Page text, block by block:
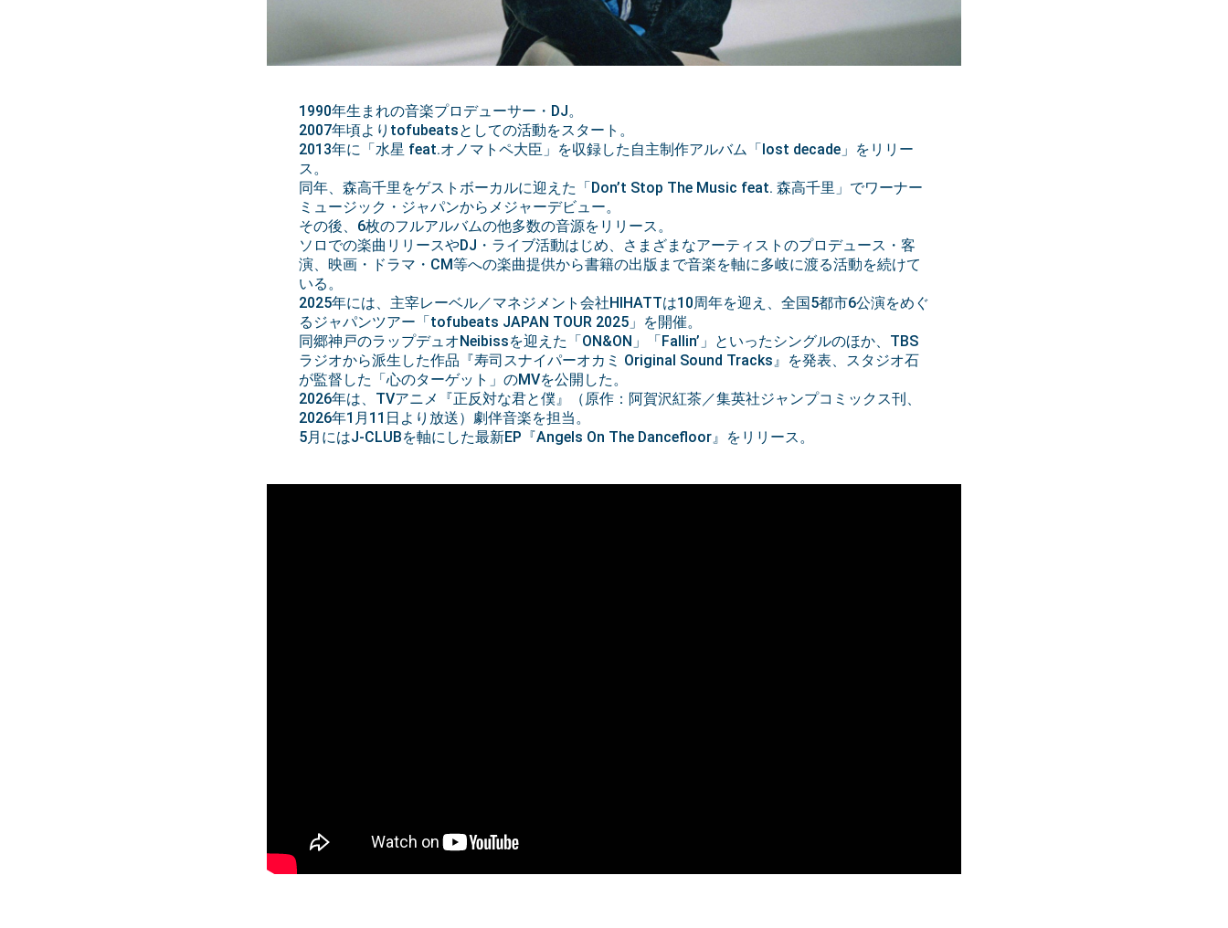
1990年生まれの音楽プロデューサー・DJ。
2007年頃よりtofubeatsとしての活動をスタート。
2013年に「水星 feat.オノマトペ大臣」を収録した自主制作アルバム「lost decade」をリリー
ス。
同年、森高千里をゲストボーカルに迎えた「Don’t Stop The Music feat. 森高千里」でワーナー
ミュージック・ジャパンからメジャーデビュー。
その後、6枚のフルアルバムの他多数の音源をリリース。
ソロでの楽曲リリースやDJ・ライブ活動はじめ、さまざまなアーティストのプロデュース・客
演、映画・ドラマ・CM等への楽曲提供から書籍の出版まで音楽を軸に多岐に渡る活動を続けて
いる。
2025年には、主宰レーベル／マネジメント会社HIHATTは10周年を迎え、全国5都市6公演をめぐ
るジャパンツアー「tofubeats JAPAN TOUR 2025」を開催。
同郷神戸のラップデュオNeibissを迎えた「ON&ON」「Fallin’」といったシングルのほか、TBS
ラジオから派生した作品『寿司スナイパーオカミ Original Sound Tracks』を発表、スタジオ石
が監督した「心のターゲット」のMVを公開した。
2026年は、TVアニメ『正反対な君と僕』（原作：阿賀沢紅茶／集英社ジャンプコミックス刊、
2026年1月11日より放送）劇伴音楽を担当。
5月にはJ-CLUBを軸にした最新EP『Angels On The Dancefloor』をリリース。